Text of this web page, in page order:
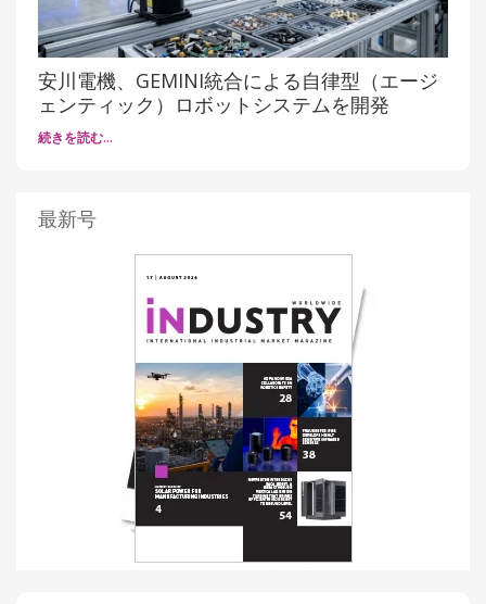
安川電機、GEMINI統合による自律型（エージ
ェンティック）ロボットシステムを開発
続きを読む…
最新号